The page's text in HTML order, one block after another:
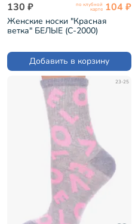
130 ₽ по клубной
карте 104 ₽
Женские носки "Красная
ветка" БЕЛЫЕ (С-2000)
Добавить в корзину
23-25